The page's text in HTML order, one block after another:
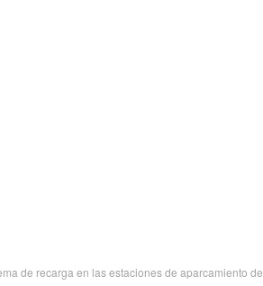
de recarga en las estaciones de aparcamiento